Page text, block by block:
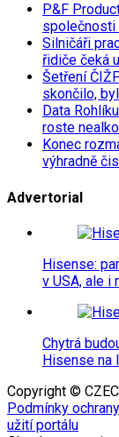
P&F
společnosti
Silničáři
řidiče čeká
Šetření
skončilo,
Data
roste
Konec
výhradně
Advertorial
Hisense:
v USA, ale i
Chytrá
Hisense na
Copyright ©
Podmínky
užití portálu